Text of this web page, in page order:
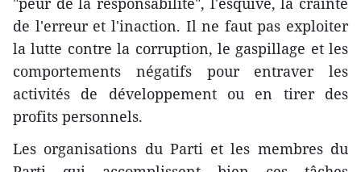
de l'erreur et l'inaction. Il ne faut pas exploiter
la lutte contre la corruption, le gaspillage et les
comportements négatifs pour entraver les
activités de développement ou en tirer des
profits personnels.
Les organisations du Parti et les membres du